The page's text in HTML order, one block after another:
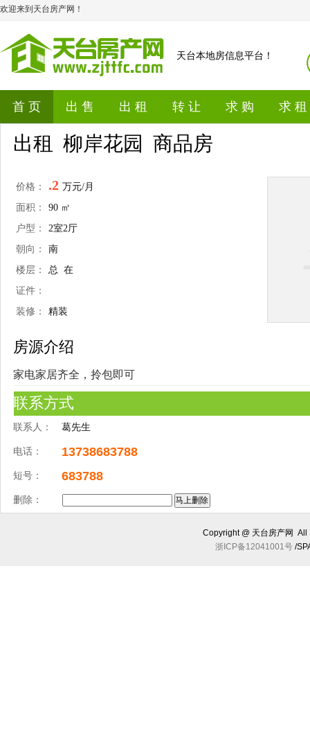
欢迎来到天台房产网！
天台本地房信息平台！
首 页 出 售 出 租 转 让 求 购 求 租
出租 柳岸花园 商品房
价格： .2 万元/月
面积：
90 ㎡
户型：
2室2厅
朝向：
南
楼层：
总 在
证件：
装修：
精装
房源介绍
家电家居齐全，拎包即可
联系方式
联系人： 葛先生
电话： 13738683788
短号： 683788
删除：
Copyright @ 天台房产网 All
浙ICP备12041001号 /